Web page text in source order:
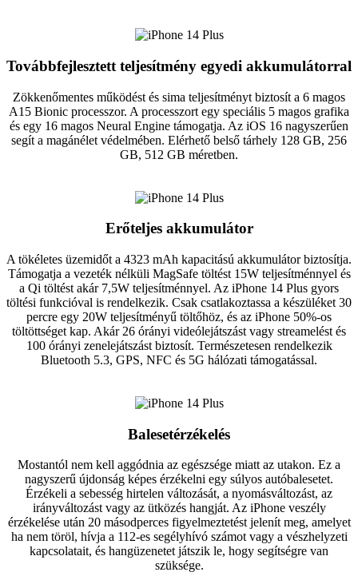
Továbbfejlesztett teljesítmény egyedi akkumulátorral
Zökkenőmentes működést és sima teljesítményt biztosít a 6 magos
A15 Bionic processzor. A processzort egy speciális 5 magos grafika
és egy 16 magos Neural Engine támogatja. Az iOS 16 nagyszerűen
segít a magánélet védelmében. Elérhető belső tárhely 128 GB, 256
GB, 512 GB méretben.
Erőteljes akkumulátor
A tökéletes üzemidőt a 4323 mAh kapacitású akkumulátor biztosítja.
Támogatja a vezeték nélküli MagSafe töltést 15W teljesítménnyel és
a Qi töltést akár 7,5W teljesítménnyel. Az iPhone 14 Plus gyors
töltési funkcióval is rendelkezik. Csak csatlakoztassa a készüléket 30
percre egy 20W teljesítményű töltőhöz, és az iPhone 50%-os
töltöttséget kap. Akár 26 órányi videólejátszást vagy streamelést és
100 órányi zenelejátszást biztosít. Természetesen rendelkezik
Bluetooth 5.3, GPS, NFC és 5G hálózati támogatással.
Balesetérzékelés
Mostantól nem kell aggódnia az egészsége miatt az utakon. Ez a
nagyszerű újdonság képes érzékelni egy súlyos autóbalesetet.
Érzékeli a sebesség hirtelen változását, a nyomásváltozást, az
irányváltozást vagy az ütközés hangját. Az iPhone veszély
érzékelése után 20 másodperces figyelmeztetést jelenít meg, amelyet
ha nem töröl, hívja a 112-es segélyhívó számot vagy a vészhelyzeti
kapcsolatait, és hangüzenetet játszik le, hogy segítségre van
szüksége.